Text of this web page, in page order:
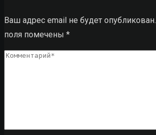
Ваш адрес email не будет опубликован.
поля помечены *